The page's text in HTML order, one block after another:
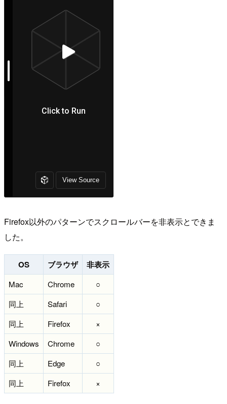
Firefox以外のパターンでスクロールバーを非表示とできま
した。
OS ブラウザ 非表示
Mac Chrome
○
同上
Safari
○
同上
Firefox
×
Windows
Chrome
○
同上
Edge
○
同上
Firefox ×